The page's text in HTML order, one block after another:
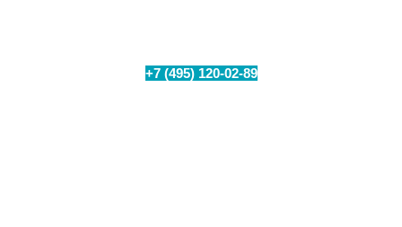
+7 (495) 120-02-89